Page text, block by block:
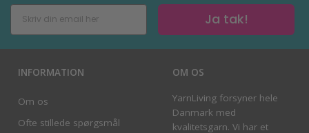
Ja tak!
INFORMATION
Om os
Ofte stillede spørgsmål
OM OS
YarnLiving forsyner hele
Danmark med
kvalitetsgarn. Vi har et